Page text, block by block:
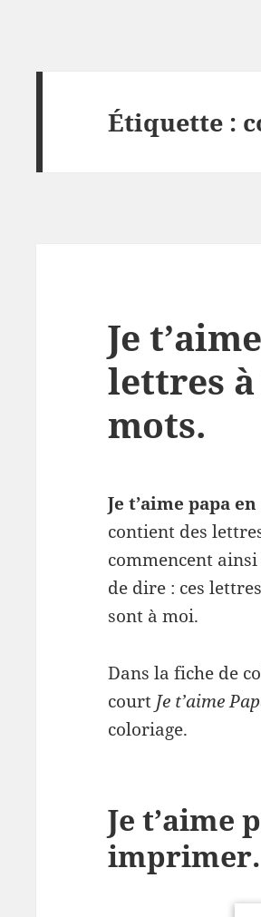
Étiquette :
Je
lettres
mots.
Je t’aime papa
contient des
commencent
de dire : ces
sont à moi.
Dans la fiche de
court Je t’aime
coloriage.
Je t’aime
imprimer.